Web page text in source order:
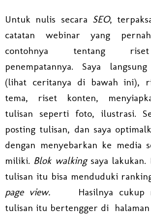
Untuk nulis secara SEO,
catatan webinar yang
contohnya tentang
penempatannya. Saya
(lihat ceritanya di bawah ini),
tema, riset konten,
tulisan seperti foto, ilustrasi.
posting tulisan, dan saya
dengan menyebarkan ke media
miliki. Blok walking saya
tulisan itu bisa menduduki
page view.
Hasilnya cukup
tulisan itu bertengger di halaman